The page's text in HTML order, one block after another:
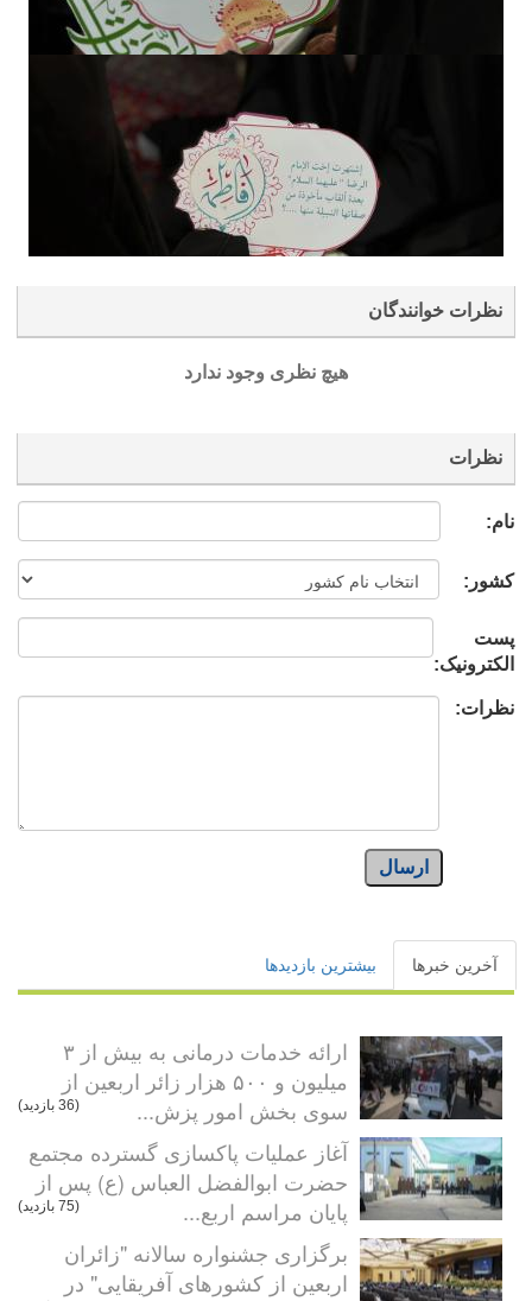
نظرات خوانندگان
هیچ نظری وجود ندارد
نظرات
نام:
کشور:
پست
الکترونیک:
نظرات:
ارسال
آخرین خبرها بیشترین بازدیدها
ارائه خدمات درمانی به بیش از ۳
میلیون و ۵۰۰ هزار زائر اربعین از
سوی بخش امور پزش...
(36 بازدید)
آغاز عملیات پاکسازی گسترده مجتمع
حضرت ابوالفضل العباس (ع) پس از
پایان مراسم اربع...
(75 بازدید)
برگزاری جشنواره سالانه "زائران
اربعین از کشورهای آفریقایی" در